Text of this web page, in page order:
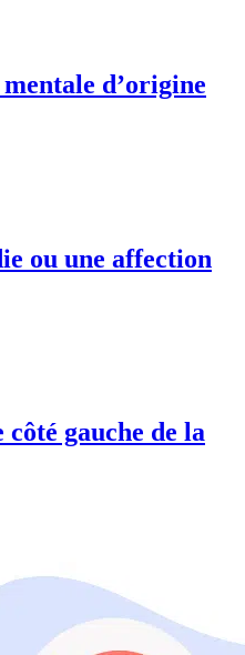
d’origine
ou une affection
côté gauche de la